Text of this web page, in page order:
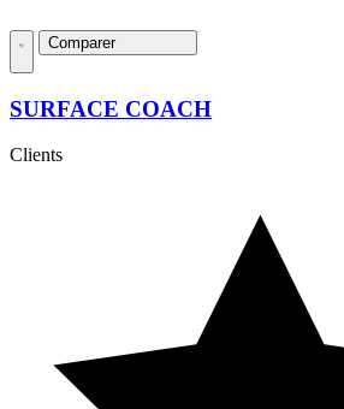
Comparer
SURFACE COACH
Clients